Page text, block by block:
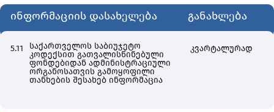
ინფორმაციის დასახელება განახლება
5.11
საქართველოს საბიუჯეტო
კოდექსით გათვალისწინებული
ფონდებიდან ადმინისტრაციული
ორგანოსათვის გამოყოფილი
თანხების შესახებ ინფორმაცია
კვარტალურად